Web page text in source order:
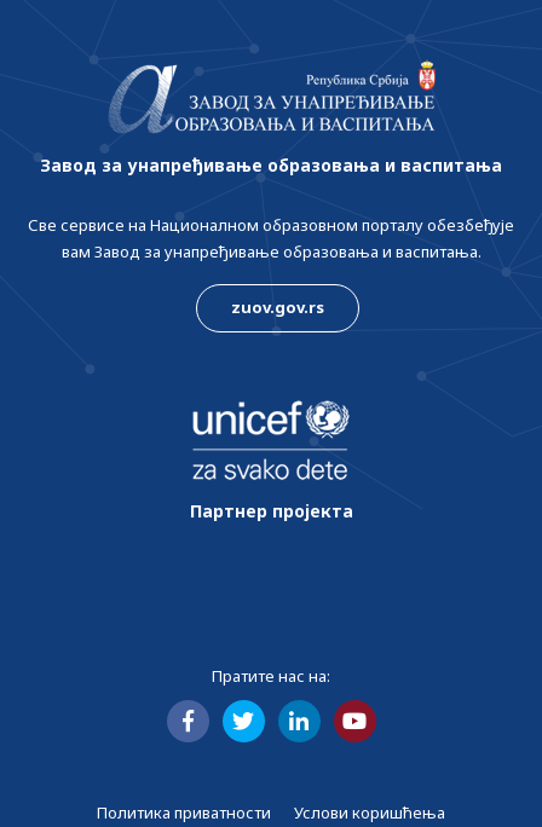
Завод за унапређивање образовања и васпитања
Све сервисе на Националном образовном порталу обезбеђује
вам Завод за унапређивање образовања и васпитања.
zuov.gov.rs
Партнер пројекта
Пратите нас на:
Политика приватности Услови коришћења